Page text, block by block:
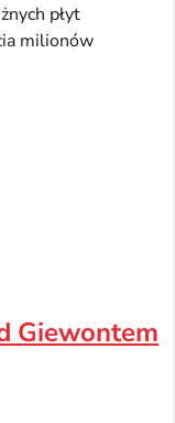
płyt
milionów
Giewontem